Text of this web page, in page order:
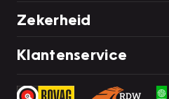
Zekerheid
Klantenservice